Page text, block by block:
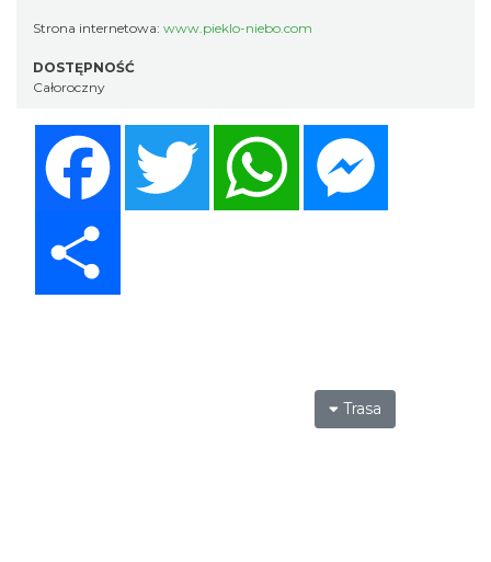
Strona internetowa: www.pieklo-niebo.com
DOSTĘPNOŚĆ
Całoroczny
Twitter WhatsApp
Trasa